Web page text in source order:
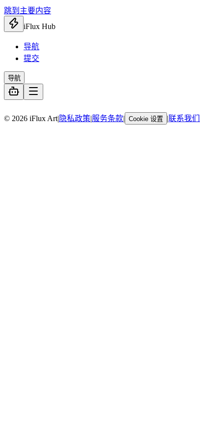
跳到主要内容
iFlux Hub
导航
提交
导航
© 2026 iFlux Art| 隐私政策|服务条款| Cookie 设置 |联系我们